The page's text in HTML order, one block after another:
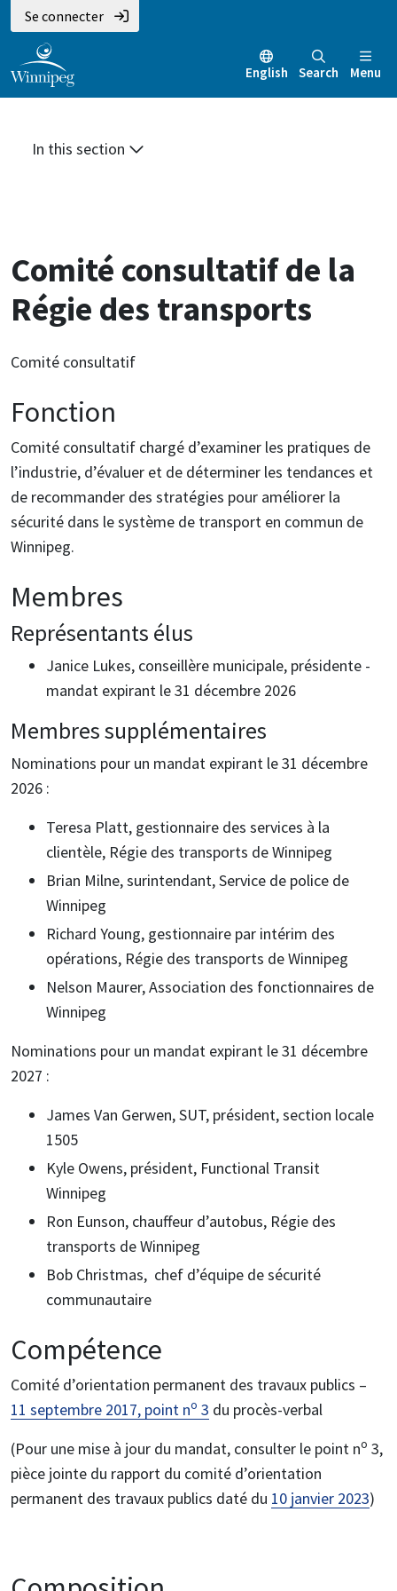
Aller
au
contenu
principal
Skip
to
main
menu
Skip
to
footer
Se connecter
English Search Menu
In this section
Comité consultatif de la
Régie des transports
Comité consultatif
Fonction
Comité consultatif chargé d’examiner les pratiques de
l’industrie, d’évaluer et de déterminer les tendances et
de recommander des stratégies pour améliorer la
sécurité dans le système de transport en commun de
Winnipeg.
Membres
Représentants élus
Janice Lukes, conseillère municipale, présidente -
mandat expirant le 31 décembre 2026
Membres supplémentaires
Nominations pour un mandat expirant le 31 décembre
2026 :
Teresa Platt, gestionnaire des services à la
clientèle, Régie des transports de Winnipeg
Brian Milne, surintendant, Service de police de
Winnipeg
Richard Young, gestionnaire par intérim des
opérations, Régie des transports de Winnipeg
Nelson Maurer, Association des fonctionnaires de
Winnipeg
Nominations pour un mandat expirant le 31 décembre
2027 :
James Van Gerwen, SUT, président, section locale
1505
Kyle Owens, président, Functional Transit
Winnipeg
Ron Eunson, chauffeur d’autobus, Régie des
transports de Winnipeg
Bob Christmas, chef d’équipe de sécurité
communautaire
Compétence
Comité d’orientation permanent des travaux publics –
11 septembre 2017, point no 3 du procès-verbal
(Pour une mise à jour du mandat, consulter le point no 3,
pièce jointe du rapport du comité d’orientation
permanent des travaux publics daté du 10 janvier 2023)